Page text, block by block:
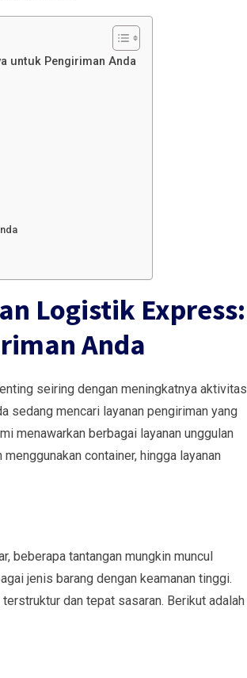
untuk Pengiriman Anda
Logistik Express:
Anda
seiring dengan meningkatnya aktivitas
sedang mencari layanan pengiriman yang
menawarkan berbagai layanan unggulan
container, hingga layanan
beberapa tantangan mungkin muncul
jenis barang dengan keamanan tinggi.
dan tepat sasaran. Berikut adalah